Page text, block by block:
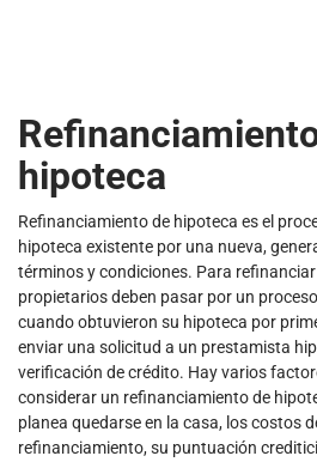
hipoteca
Refinanciamiento de hipoteca es el
hipoteca existente por una nueva,
términos y condiciones. Para
propietarios deben pasar por un
cuando obtuvieron su hipoteca por
enviar una solicitud a un prestamista
verificación de crédito. Hay varios
considerar un refinanciamiento de
planea quedarse en la casa, los costos
refinanciamiento, su puntuación